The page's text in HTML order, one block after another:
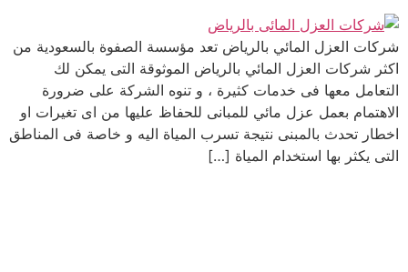
شركات العزل المائي بالرياض تعد مؤسسة الصفوة بالسعودية من
اكثر شركات العزل المائي بالرياض الموثوقة التى يمكن لك
التعامل معها فى خدمات كثيرة ، و تنوه الشركة على ضرورة
الاهتمام بعمل عزل مائي للمبانى للحفاظ عليها من اى تغيرات او
اخطار تحدث بالمبنى نتيجة تسرب المياة اليه و خاصة فى المناطق
التى يكثر بها استخدام المياة […]